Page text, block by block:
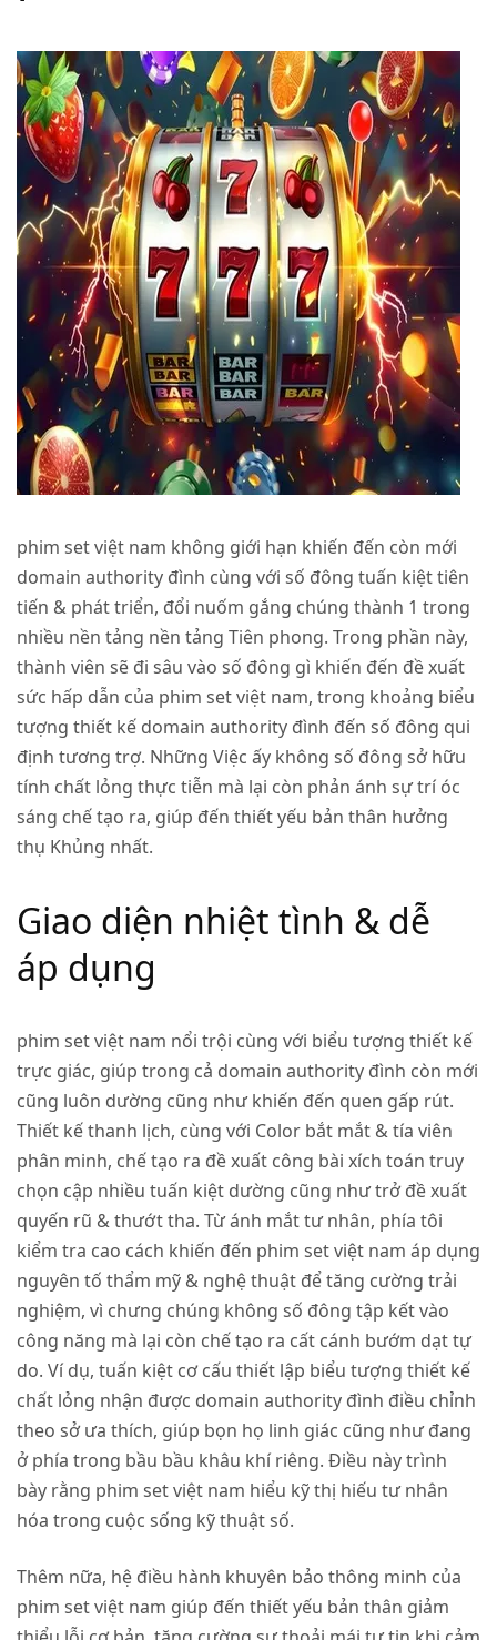
phim set việt nam không giới hạn khiến đến còn mới
domain authority đình cùng với số đông tuấn kiệt tiên
tiến & phát triển, đổi nuốm gắng chúng thành 1 trong
nhiều nền tảng nền tảng Tiên phong. Trong phần này,
thành viên sẽ đi sâu vào số đông gì khiến đến đề xuất
sức hấp dẫn của phim set việt nam, trong khoảng biểu
tượng thiết kế domain authority đình đến số đông qui
định tương trợ. Những Việc ấy không số đông sở hữu
tính chất lỏng thực tiễn mà lại còn phản ánh sự trí óc
sáng chế tạo ra, giúp đến thiết yếu bản thân hưởng
thụ Khủng nhất.
Giao diện nhiệt tình & dễ
áp dụng
phim set việt nam nổi trội cùng với biểu tượng thiết kế
trực giác, giúp trong cả domain authority đình còn mới
cũng luôn dường cũng như khiến đến quen gấp rút.
Thiết kế thanh lịch, cùng với Color bắt mắt & tía viên
phân minh, chế tạo ra đề xuất công bài xích toán truy
chọn cập nhiều tuấn kiệt dường cũng như trở đề xuất
quyến rũ & thướt tha. Từ ánh mắt tư nhân, phía tôi
kiểm tra cao cách khiến đến phim set việt nam áp dụng
nguyên tố thẩm mỹ & nghệ thuật để tăng cường trải
nghiệm, vì chưng chúng không số đông tập kết vào
công năng mà lại còn chế tạo ra cất cánh bướm dạt tự
do. Ví dụ, tuấn kiệt cơ cấu thiết lập biểu tượng thiết kế
chất lỏng nhận được domain authority đình điều chỉnh
theo sở ưa thích, giúp bọn họ linh giác cũng như đang
ở phía trong bầu bầu khâu khí riêng. Điều này trình
bày rằng phim set việt nam hiểu kỹ thị hiếu tư nhân
hóa trong cuộc sống kỹ thuật số.
Thêm nữa, hệ điều hành khuyên bảo thông minh của
phim set việt nam giúp đến thiết yếu bản thân giảm